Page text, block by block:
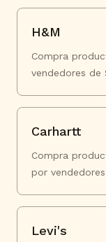
H&M
Compra
vendedores de
Carhartt
Compra
por
Levi's